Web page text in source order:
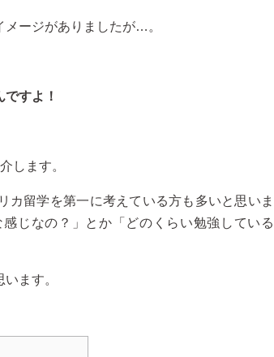
ージがありましたが…。
すよ！
します。
カ留学を第一に考えている方も多いと思いま
じなの？」とか「どのくらい勉強している
ます。